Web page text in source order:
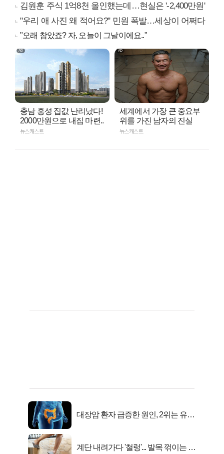
김원훈 주식 1억8천 올인했는데…현실은 '-2,400만원'
"우리 애 사진 왜 적어요?" 민원 폭발…세상이 어쩌다
"오래 참았죠? 자, 오늘이 그날이에요.."
충남 홍성 집값 난리났다!
2000만원으로 내집 마련..
뉴스캐스트
세계에서 가장 큰 중요부
위를 가진 남자의 진실
뉴스캐스트
대장암 환자 급증한 원인, 2위는 유산
계단 내려가다 '철렁'... 발목 꺾이는 이